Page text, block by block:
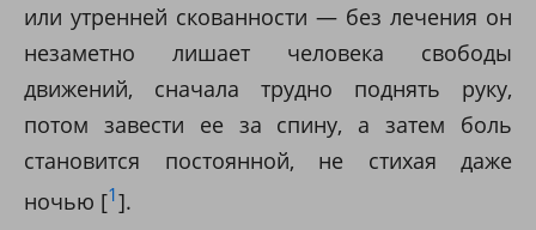
или утренней скованности — без лечения он
незаметно лишает человека свободы
движений, сначала трудно поднять руку,
потом завести ее за спину, а затем боль
становится постоянной, не стихая даже
ночью [1].